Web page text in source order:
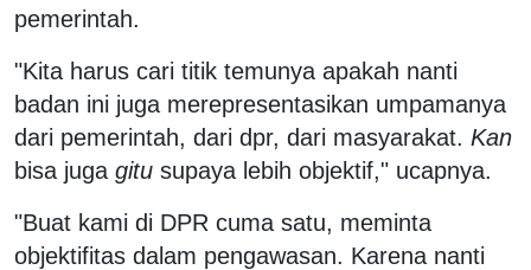
pemerintah.
"Kita harus cari titik temunya apakah nanti
badan ini juga merepresentasikan umpamanya
dari pemerintah, dari dpr, dari masyarakat. Kan
bisa juga gitu supaya lebih objektif," ucapnya.
"Buat kami di DPR cuma satu, meminta
objektifitas dalam pengawasan. Karena nanti